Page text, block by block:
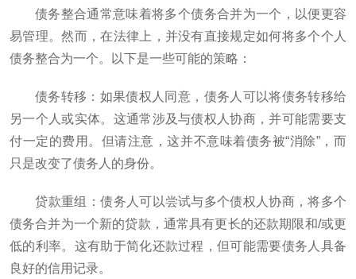
债务整合通常意味着将多个债务合并为一个，以便更容
易管理。然而，在法律上，并没有直接规定如何将多个个人
债务整合为一个。以下是一些可能的策略：
债务转移：如果债权人同意，债务人可以将债务转移给
另一个人或实体。这通常涉及与债权人协商，并可能需要支
付一定的费用。但请注意，这并不意味着债务被“消除”，而
只是改变了债务人的身份。
​贷款重组​：债务人可以尝试与多个债权人协商，将多个
债务合并为一个新的贷款，通常具有更长的还款期限和/或更
低的利率。这有助于简化还款过程，但可能需要债务人具备
良好的信用记录。